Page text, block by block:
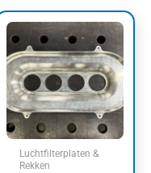
Luchtfilterplaten &
Rekken